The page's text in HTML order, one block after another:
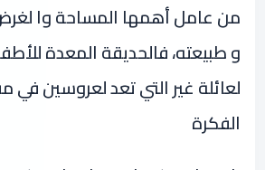
من عامل أهمها المساحة وا
و طبيعته، فالحديقة المعدة
لعائلة غير التي تعد لعروسين في
الفكرة